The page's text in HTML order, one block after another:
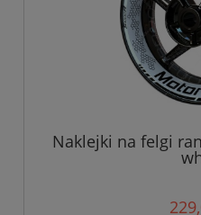
Naklejki na felgi